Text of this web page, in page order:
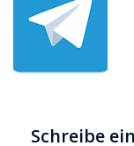
Schreibe